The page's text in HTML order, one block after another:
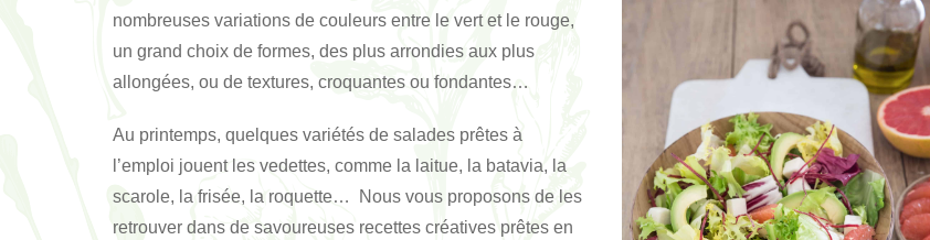
nombreuses variations de couleurs entre le vert et le rouge,
un grand choix de formes, des plus arrondies aux plus
allongées, ou de textures, croquantes ou fondantes…
Au printemps, quelques variétés de salades prêtes à
l’emploi jouent les vedettes, comme la laitue, la batavia, la
scarole, la frisée, la roquette… Nous vous proposons de les
retrouver dans de savoureuses recettes créatives prêtes en